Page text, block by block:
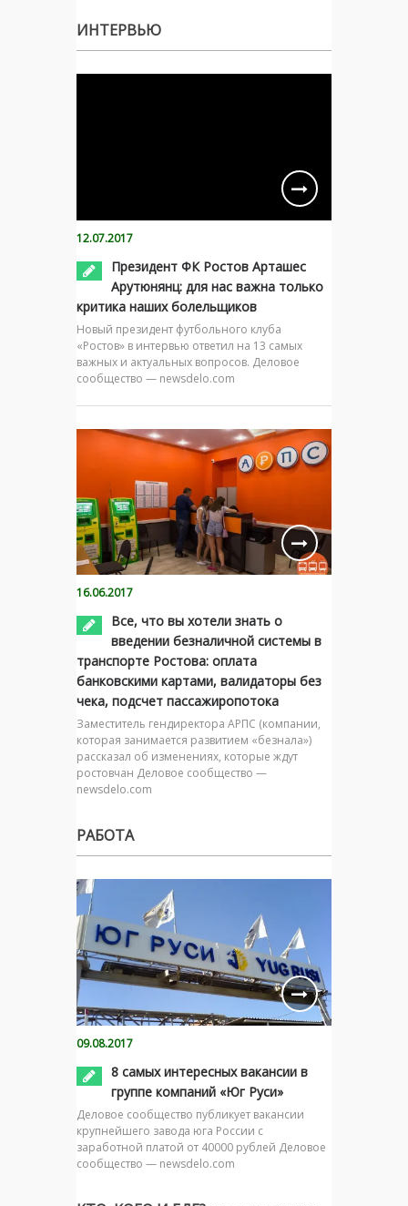
ИНТЕРВЬЮ
12.07.2017
Президент ФК Ростов Арташес
Арутюнянц: для нас важна только
критика наших болельщиков
Новый президент футбольного клуба
«Ростов» в интервью ответил на 13 самых
важных и актуальных вопросов. Деловое
сообщество — newsdelo.com
16.06.2017
Все, что вы хотели знать о
введении безналичной системы в
транспорте Ростова: оплата
банковскими картами, валидаторы без
чека, подсчет пассажиропотока
Заместитель гендиректора АРПС (компании,
которая занимается развитием «безнала»)
рассказал об изменениях, которые ждут
ростовчан Деловое сообщество —
newsdelo.com
РАБОТА
09.08.2017
8 самых интересных вакансии в
группе компаний «Юг Руси»
Деловое сообщество публикует вакансии
крупнейшего завода юга России с
заработной платой от 40000 рублей Деловое
сообщество — newsdelo.com